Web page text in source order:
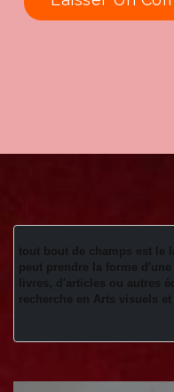
tout bout de champs est le
peut prendre la forme
livres, d'articles ou autres
recherche en Arts visuels